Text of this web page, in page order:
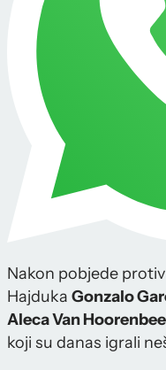
Nakon pobjede
Hajduka Gonzalo
Aleca Van
koji su danas igrali